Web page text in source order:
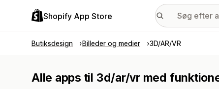
Shopify App Store
Butiksdesign Billeder og medier 3D/AR/VR
Alle apps til 3d/ar/vr med